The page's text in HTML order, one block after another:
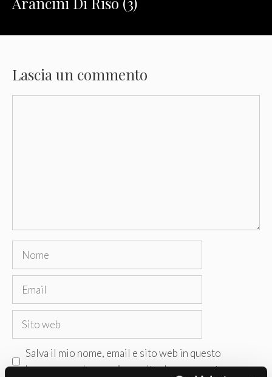
Lascia un commento
Nome
Email
Sito
Salva il mio nome, email e sito web in questo
browser per la prossima volta che commento.